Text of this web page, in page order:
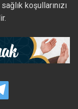
koşullarınızı